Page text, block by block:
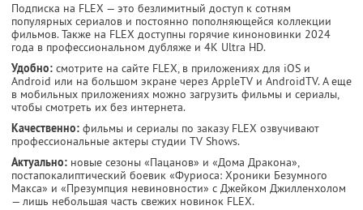
Подписка на FLEX — это безлимитный доступ к сотням
популярных сериалов и постоянно пополняющейся коллекции
фильмов. Также на FLEX доступны горячие киноновинки 2024
года в профессиональном дубляже и 4К Ultra HD.
Удобно: смотрите на сайте FLEX, в приложениях для iOS и
Android или на большом экране через AppleTV и AndroidTV. А еще
в мобильных приложениях можно загрузить фильмы и сериалы,
чтобы смотреть их без интернета.
Качественно: фильмы и сериалы по заказу FLEX озвучивают
профессиональные актеры студии TV Shows.
Актуально: новые сезоны «Пацанов» и «Дома Дракона»,
постапокалиптический боевик «Фуриоса: Хроники Безумного
Макса» и «Презумпция невиновности» с Джейком Джилленхолом
— лишь небольшая часть свежих новинок FLEX.